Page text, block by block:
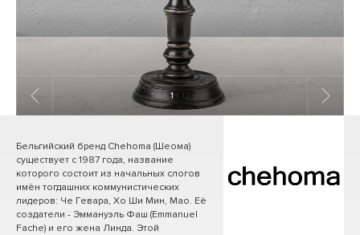
1/ 12
Бельгийский бренд Chehoma (Шеома)
существует с 1987 года, название
которого состоит из начальных слогов
имён тогдашних коммунистических
лидеров: Че Гевара, Хо Ши Мин, Мао. Её
создатели - Эммануэль Фаш (Emmanuel
Fache) и его жена Линда. Этой